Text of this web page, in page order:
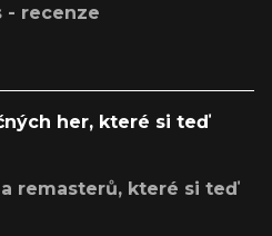
- recenze
her, které si teď
remasterů, které si teď